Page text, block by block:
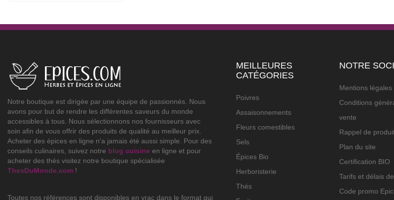
Notre boutique est dirigée par une équipe de passionnés. Nous
avons pour but de rendre les différentes saveurs du monde
accessibles à tous. Nous sélectionnons nos fournisseurs avec
soin afin de vous offrir des produits de qualité au meilleur prix.
Acheter des épices en ligne n'a jamais été aussi simple. Pour des
conseils culinaires, suivez notre blog cuisine en ligne et pour
acheter des thés visitez notre boutique spécialisée
ThesDuMonde.com !
Toutes nos références sont disponibles en vrac dans le format qui
MEILLEURES
CATÉGORIES
Poivres
Assaisonnements
Fleurs comestibles
Sels
Épices Bio
Herboristerie
Thés
NOTRE
Mentions légales
Conditions
vente
Rappel de
Plan du site
Certification BIO
Tarifs et délais
Code promo